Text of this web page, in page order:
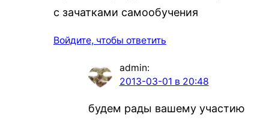
с зачатками самообучения
Войдите, чтобы ответить
admin:
2013-03-01 в 20:48
будем рады вашему участию